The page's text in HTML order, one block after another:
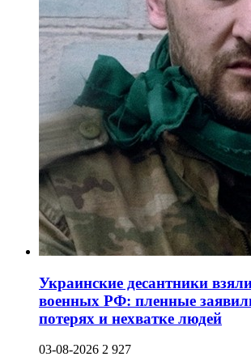
Украинские десантники
военных РФ: пленные
потерях и нехватке людей
03-08-2026 2 927